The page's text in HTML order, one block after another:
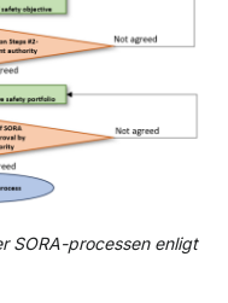
SORA-processen enligt